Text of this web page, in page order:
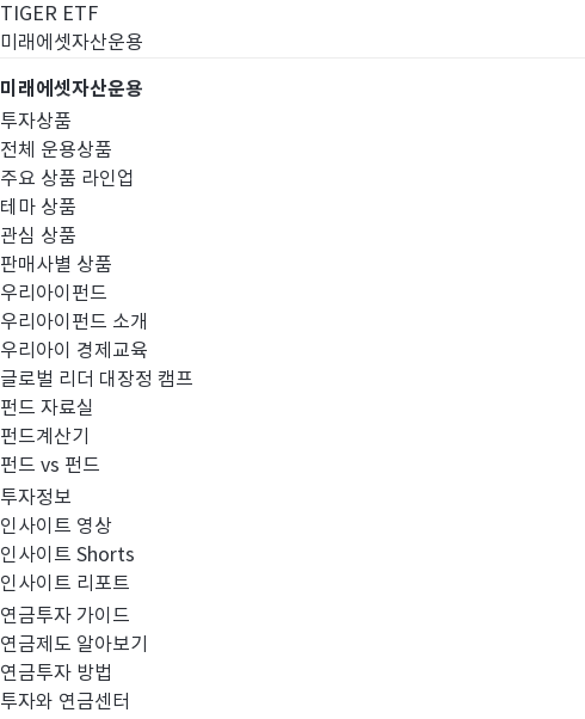
TIGER ETF
미래에셋자산운용
미래에셋자산운용
투자상품
전체 운용상품
주요 상품 라인업
테마 상품
관심 상품
판매사별 상품
우리아이펀드
우리아이펀드 소개
우리아이 경제교육
글로벌 리더 대장정 캠프
펀드 자료실
펀드계산기
펀드 vs 펀드
투자정보
인사이트 영상
인사이트 Shorts
인사이트 리포트
연금투자 가이드
연금제도 알아보기
연금투자 방법
투자와 연금센터
고난도금융투자상품
고난도금융투자상품_공시_20211117